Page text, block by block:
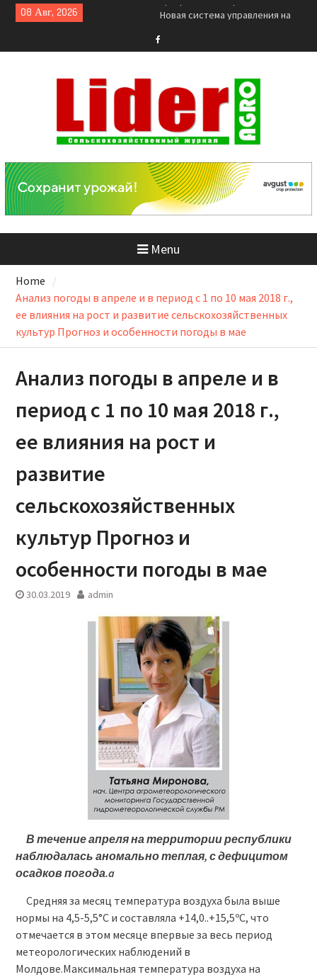
Skip08 Авг, 2026
Новая система управления на
решения
Камелот® — Непреодолимая
преграда для сорняков
Menu
Home
Анализ погоды в апреле и в период с 1 по 10 мая 2018 г.,
ее влияния на рост и развитие сельскохозяйственных
культур Прогноз и особенности погоды в мае
Анализ погоды в апреле и в
период с 1 по 10 мая 2018 г.,
ее влияния на рост и
развитие
сельскохозяйственных
культур Прогноз и
особенности погоды в мае
30.03.2019 admin
В течение апреля на территории республики
наблюдалась аномальнотеплая, с дефицитом
осадков погода.a
Средняя за месяц температура воздуха была выше
нормы на 4,5-5,5°С и составляла +14,0..+15,5ºС, что
отмечается в этом месяце впервые за весь период
метеорологических наблюдений в
Молдове.Максимальная температура воздуха на